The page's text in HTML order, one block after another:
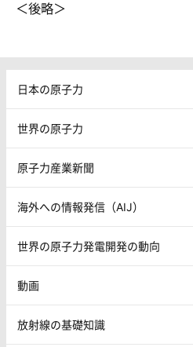
＜後略＞
日本の原子力
世界の原子力
原子力産業新聞
海外への情報発信（AIJ）
世界の原子力発電開発の動向
動画
放射線の基礎知識